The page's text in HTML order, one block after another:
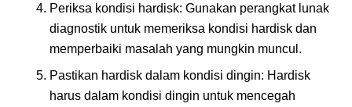
Periksa kondisi hardisk: Gunakan perangkat lunak
diagnostik untuk memeriksa kondisi hardisk dan
memperbaiki masalah yang mungkin muncul.
Pastikan hardisk dalam kondisi dingin: Hardisk
harus dalam kondisi dingin untuk mencegah